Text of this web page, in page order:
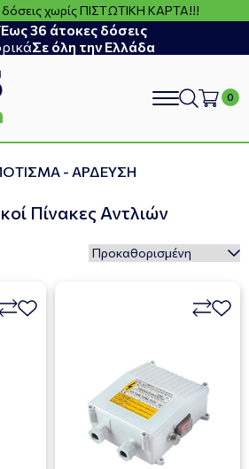
χωρίς ΠΙΣΤΩΤΙΚΗ ΚΑΡΤΑ!!!
Έως 36 άτοκες δόσεις
Σε όλη την Ελλάδα
search
- ΑΡΔΕΥΣΗ
Πίνακες Αντλιών